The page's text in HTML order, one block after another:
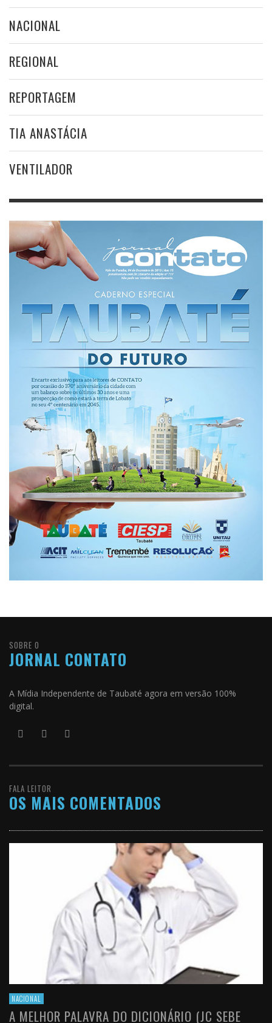
NACIONAL
REGIONAL
REPORTAGEM
TIA ANASTÁCIA
VENTILADOR
SOBRE O
JORNAL CONTATO
A Mídia Independente de Taubaté agora em versão 100%
digital.
FALA LEITOR
OS MAIS COMENTADOS
NACIONAL
A MELHOR PALAVRA DO DICIONÁRIO (JC SEBE